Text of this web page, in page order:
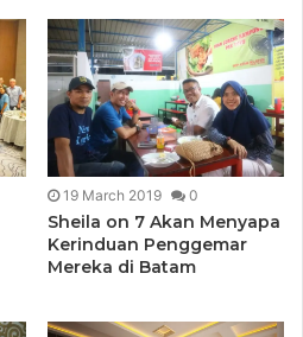
19 March 2019 0
Sheila on 7 Akan Menyapa
Kerinduan Penggemar
Mereka di Batam